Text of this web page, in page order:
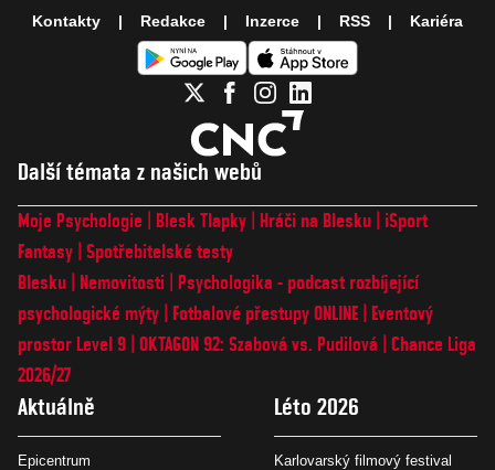
Další témata z našich webů
Moje Psychologie Blesk Tlapky Hráči na Blesku
iSport
Fantasy Spotřebitelské testy
Blesku
Nemovitosti
Psychologika - podcast rozbíjející
psychologické mýty
Fotbalové přestupy ONLINE
Eventový
prostor Level 9 OKTAGON 92: Szabová vs. Pudilová
Chance Liga
2026/27
Aktuálně
Epicentrum
Léto 2026
Karlovarský filmový festival
Kontakty Redakce Inzerce RSS Kariéra